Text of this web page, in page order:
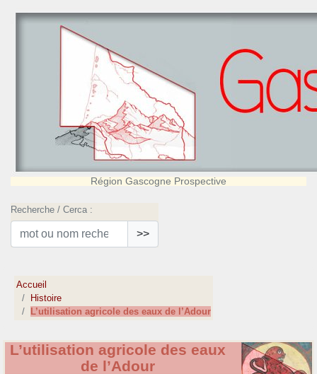
Région Gascogne Prospective
Recherche / Cerca :
>>
Accueil
Histoire
L’utilisation agricole des eaux de l’Adour
L’utilisation agricole des eaux
de l’Adour